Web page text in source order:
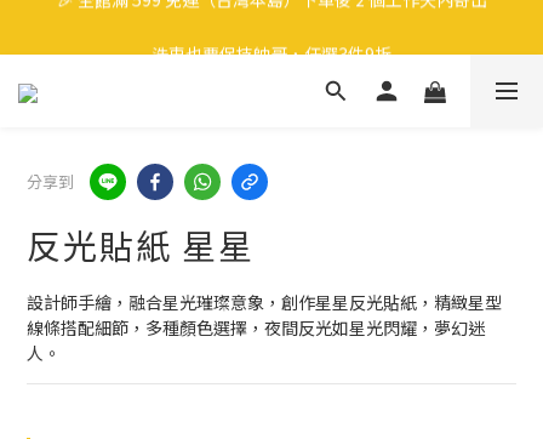
洗車也要保持帥哥，任選3件9折
領取40元購物金
分享到
反光貼紙 星星
設計師手繪，融合星光璀璨意象，創作星星反光貼紙，精緻星型
線條搭配細節，多種顏色選擇，夜間反光如星光閃耀，夢幻迷
人。